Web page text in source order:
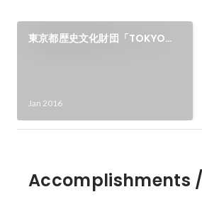
東京都歴史文化財団「TOKYO
Jan 2016
Accomplishments